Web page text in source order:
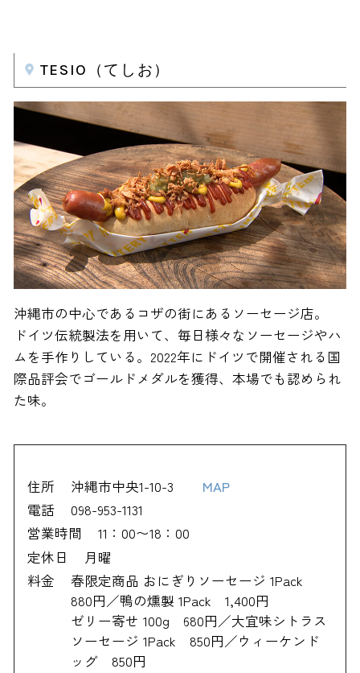
TESIO（てしお）
沖縄市の中心であるコザの街にあるソーセージ店。
ドイツ伝統製法を用いて、毎日様々なソーセージやハ
ムを手作りしている。2022年にドイツで開催される国
際品評会でゴールドメダルを獲得、本場でも認められ
た味。
住所 沖縄市中央1-10-3
MAP
電話
098-953-1131
営業時間
11：00〜18：00
定休日
月曜
料金
春限定商品 おにぎりソーセージ 1Pack
880円／鴨の燻製 1Pack 1,400円
ゼリー寄せ 100g 680円／大宜味シトラス
ソーセージ 1Pack 850円／ウィーケンド
ッグ 850円